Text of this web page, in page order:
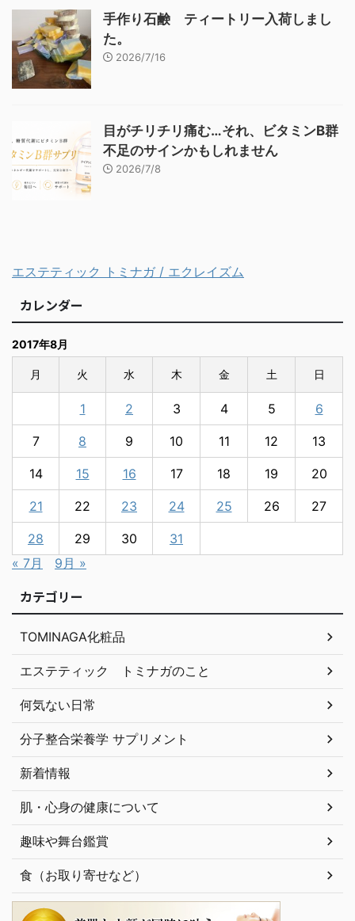
手作り石鹸 ティートリー入荷しまし
た。
2026/7/16
目がチリチリ痛む…それ、ビタミンB群
不足のサインかもしれません
2026/7/8
エステティック トミナガ / エクレイズム
カレンダー
2017年8月
月 火 水 木 金 土 日
1 2 3 4 5 6
7 8 9 10 11 12 13
14 15 16 17 18 19 20
21 22 23 24 25 26 27
28 29 30
31
« 7月
9月 »
カテゴリー
TOMINAGA化粧品
エステティック トミナガのこと
何気ない日常
分子整合栄養学 サプリメント
新着情報
肌・心身の健康について
趣味や舞台鑑賞
食（お取り寄せなど）